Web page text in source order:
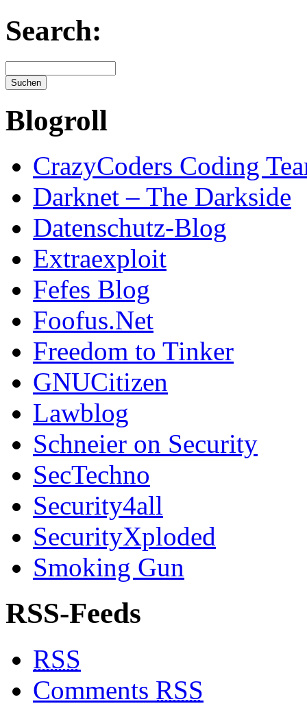
Search:
Blogroll
CrazyCoders Coding
Darknet – The Darkside
Datenschutz-Blog
Extraexploit
Fefes Blog
Foofus.Net
Freedom to Tinker
GNUCitizen
Lawblog
Schneier on Security
SecTechno
Security4all
SecurityXploded
Smoking Gun
RSS-Feeds
RSS
Comments RSS